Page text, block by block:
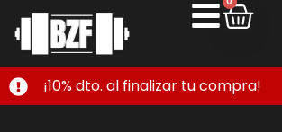
¡10% dto. al finalizar tu compra!